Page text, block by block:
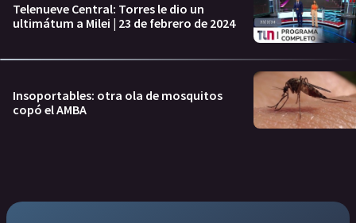
Telenueve Central: Torres le dio un
ultimátum a Milei | 23 de febrero de 2024
Insoportables: otra ola de mosquitos
copó el AMBA